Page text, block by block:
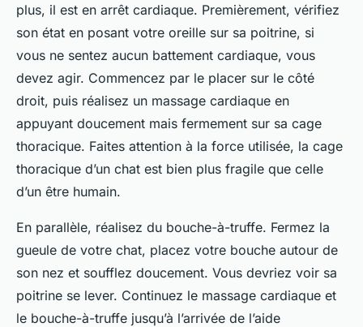
plus, il est en arrêt cardiaque. Premièrement, vérifiez
son état en posant votre oreille sur sa poitrine, si
vous ne sentez aucun battement cardiaque, vous
devez agir. Commencez par le placer sur le côté
droit, puis réalisez un massage cardiaque en
appuyant doucement mais fermement sur sa cage
thoracique. Faites attention à la force utilisée, la cage
thoracique d’un chat est bien plus fragile que celle
d’un être humain.
En parallèle, réalisez du bouche-à-truffe. Fermez la
gueule de votre chat, placez votre bouche autour de
son nez et soufflez doucement. Vous devriez voir sa
poitrine se lever. Continuez le massage cardiaque et
le bouche-à-truffe jusqu’à l’arrivée de l’aide